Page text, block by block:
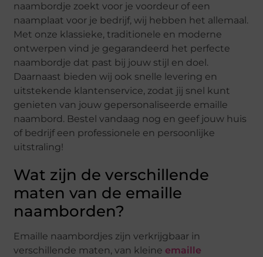
naambordje zoekt voor je voordeur of een
naamplaat voor je bedrijf, wij hebben het allemaal.
Met onze klassieke, traditionele en moderne
ontwerpen vind je gegarandeerd het perfecte
naambordje dat past bij jouw stijl en doel.
Daarnaast bieden wij ook snelle levering en
uitstekende klantenservice, zodat jij snel kunt
genieten van jouw gepersonaliseerde emaille
naambord. Bestel vandaag nog en geef jouw huis
of bedrijf een professionele en persoonlijke
uitstraling!
Wat zijn de verschillende
maten van de emaille
naamborden?
Emaille naambordjes zijn verkrijgbaar in
verschillende maten, van kleine emaille